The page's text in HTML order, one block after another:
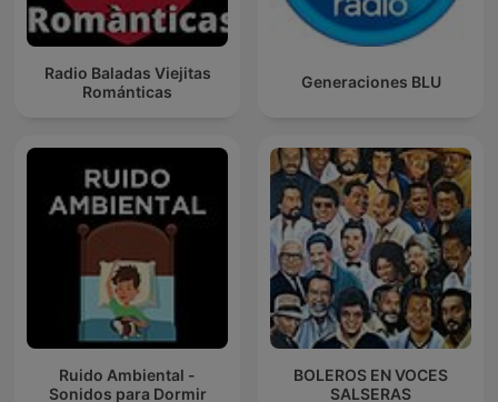
Radio Baladas Viejitas
Románticas
Generaciones BLU
Ruido Ambiental -
Sonidos para Dormir
BOLEROS EN VOCES
SALSERAS